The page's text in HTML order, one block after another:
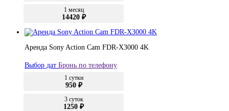
1 месяц
14420 ₽
Аренда Sony Action Cam FDR-X3000 4K
Выбор дат Бронь по телефону
1 сутки
950 ₽
3 суток
1250 ₽